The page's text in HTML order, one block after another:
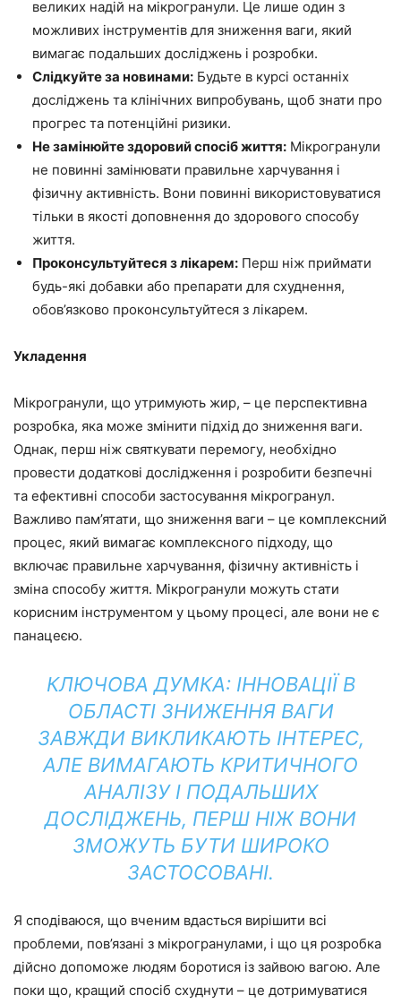
великих надій на мікрогранули. Це лише один з
можливих інструментів для зниження ваги, який
вимагає подальших досліджень і розробки.
Слідкуйте за новинами: Будьте в курсі останніх
досліджень та клінічних випробувань, щоб знати про
прогрес та потенційні ризики.
Не замінюйте здоровий спосіб життя: Мікрогранули
не повинні замінювати правильне харчування і
фізичну активність. Вони повинні використовуватися
тільки в якості доповнення до здорового способу
життя.
Проконсультуйтеся з лікарем: Перш ніж приймати
будь-які добавки або препарати для схуднення,
обов’язково проконсультуйтеся з лікарем.
Укладення
Мікрогранули, що утримують жир, – це перспективна
розробка, яка може змінити підхід до зниження ваги.
Однак, перш ніж святкувати перемогу, необхідно
провести додаткові дослідження і розробити безпечні
та ефективні способи застосування мікрогранул.
Важливо пам’ятати, що зниження ваги – це комплексний
процес, який вимагає комплексного підходу, що
включає правильне харчування, фізичну активність і
зміна способу життя. Мікрогранули можуть стати
корисним інструментом у цьому процесі, але вони не є
панацеєю.
КЛЮЧОВА ДУМКА: ІННОВАЦІЇ В
ОБЛАСТІ ЗНИЖЕННЯ ВАГИ
ЗАВЖДИ ВИКЛИКАЮТЬ ІНТЕРЕС,
АЛЕ ВИМАГАЮТЬ КРИТИЧНОГО
АНАЛІЗУ І ПОДАЛЬШИХ
ДОСЛІДЖЕНЬ, ПЕРШ НІЖ ВОНИ
ЗМОЖУТЬ БУТИ ШИРОКО
ЗАСТОСОВАНІ.
Я сподіваюся, що вченим вдасться вирішити всі
проблеми, пов’язані з мікрогранулами, і що ця розробка
дійсно допоможе людям боротися із зайвою вагою. Але
поки що, кращий спосіб схуднути – це дотримуватися